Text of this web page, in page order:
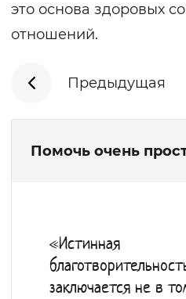
это основа здоровых
отношений.
Предыдущая
Помочь очень
«Истинная
заключается не в